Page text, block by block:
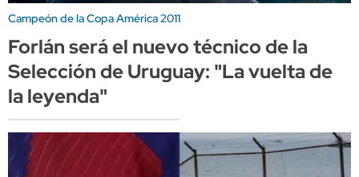
Campeón de la Copa América 2011
Forlán será el nuevo técnico de la
Selección de Uruguay: "La vuelta de
la leyenda"